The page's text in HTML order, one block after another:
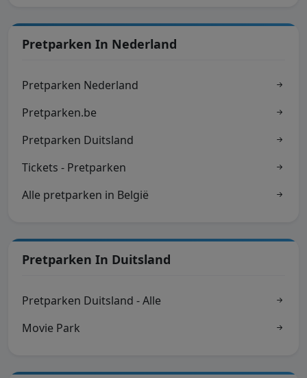
Pretparken In Nederland
Pretparken Nederland
Pretparken.be
Pretparken Duitsland
Tickets - Pretparken
Alle pretparken in België
Pretparken In Duitsland
Pretparken Duitsland - Alle
Movie Park